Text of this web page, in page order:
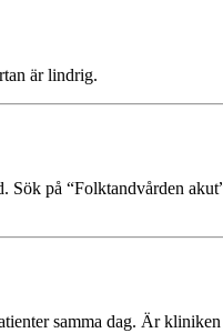
är lindrig.
Sök på “Folktandvården
samma dag. Är